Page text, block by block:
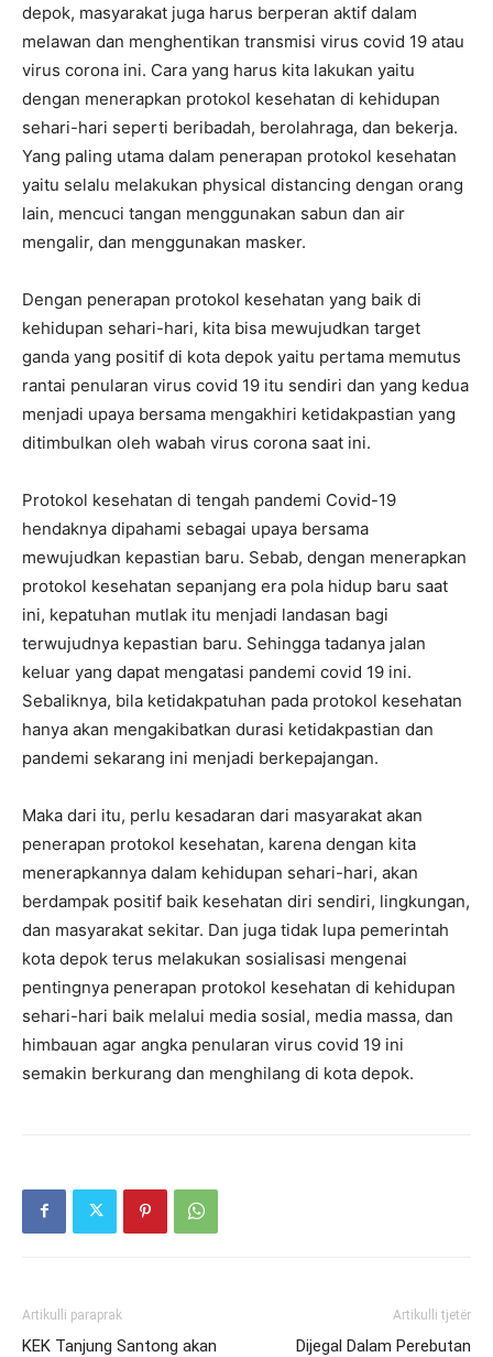
depok, masyarakat juga harus berperan aktif dalam
melawan dan menghentikan transmisi virus covid 19 atau
virus corona ini. Cara yang harus kita lakukan yaitu
dengan menerapkan protokol kesehatan di kehidupan
sehari-hari seperti beribadah, berolahraga, dan bekerja.
Yang paling utama dalam penerapan protokol kesehatan
yaitu selalu melakukan physical distancing dengan orang
lain, mencuci tangan menggunakan sabun dan air
mengalir, dan menggunakan masker.
Dengan penerapan protokol kesehatan yang baik di
kehidupan sehari-hari, kita bisa mewujudkan target
ganda yang positif di kota depok yaitu pertama memutus
rantai penularan virus covid 19 itu sendiri dan yang kedua
menjadi upaya bersama mengakhiri ketidakpastian yang
ditimbulkan oleh wabah virus corona saat ini.
Protokol kesehatan di tengah pandemi Covid-19
hendaknya dipahami sebagai upaya bersama
mewujudkan kepastian baru. Sebab, dengan menerapkan
protokol kesehatan sepanjang era pola hidup baru saat
ini, kepatuhan mutlak itu menjadi landasan bagi
terwujudnya kepastian baru. Sehingga tadanya jalan
keluar yang dapat mengatasi pandemi covid 19 ini.
Sebaliknya, bila ketidakpatuhan pada protokol kesehatan
hanya akan mengakibatkan durasi ketidakpastian dan
pandemi sekarang ini menjadi berkepajangan.
Maka dari itu, perlu kesadaran dari masyarakat akan
penerapan protokol kesehatan, karena dengan kita
menerapkannya dalam kehidupan sehari-hari, akan
berdampak positif baik kesehatan diri sendiri, lingkungan,
dan masyarakat sekitar. Dan juga tidak lupa pemerintah
kota depok terus melakukan sosialisasi mengenai
pentingnya penerapan protokol kesehatan di kehidupan
sehari-hari baik melalui media sosial, media massa, dan
himbauan agar angka penularan virus covid 19 ini
semakin berkurang dan menghilang di kota depok.
Artikulli paraprak
KEK Tanjung Santong akan
Artikulli tjetër
Dijegal Dalam Perebutan